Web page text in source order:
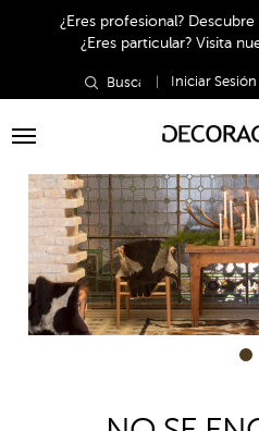
¿Eres profesional? Descubre
¿Eres particular? Visita
Iniciar Sesión
Toggle
1